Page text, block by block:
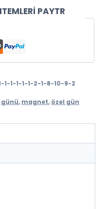
PAYTR
1-1-1-1-1-2-1-8-10-9-2
, magnet, özel gün